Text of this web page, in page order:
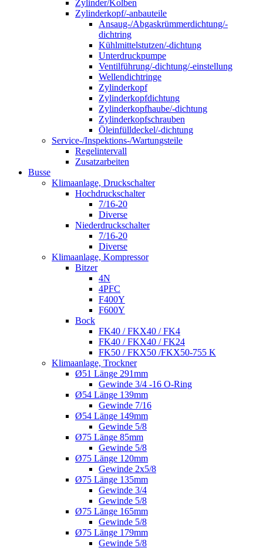
Zylinder/Kolben
Zylinderkopf/-anbauteile
Ansaug-/Abgaskrümmerdichtung/-
dichtring
Kühlmittelstutzen/-dichtung
Unterdruckpumpe
Ventilführung/-dichtung/-einstellung
Wellendichtringe
Zylinderkopf
Zylinderkopfdichtung
Zylinderkopfhaube/-dichtung
Zylinderkopfschrauben
Öleinfülldeckel/-dichtung
Service-/Inspektions-/Wartungsteile
Regelintervall
Zusatzarbeiten
Busse
Klimaanlage, Druckschalter
Hochdruckschalter
7/16-20
Diverse
Niederdruckschalter
7/16-20
Diverse
Klimaanlage, Kompressor
Bitzer
4N
4PFC
F400Y
F600Y
Bock
FK40 / FKX40 / FK4
FK40 / FKX40 / FK24
FK50 / FKX50 /FKX50-755 K
Klimaanlage, Trockner
Ø51 Länge 291mm
Gewinde 3/4 -16 O-Ring
Ø54 Länge 139mm
Gewinde 7/16
Ø54 Länge 149mm
Gewinde 5/8
Ø75 Länge 85mm
Gewinde 5/8
Ø75 Länge 120mm
Gewinde 2x5/8
Ø75 Länge 135mm
Gewinde 3/4
Gewinde 5/8
Ø75 Länge 165mm
Gewinde 5/8
Ø75 Länge 179mm
Gewinde 5/8